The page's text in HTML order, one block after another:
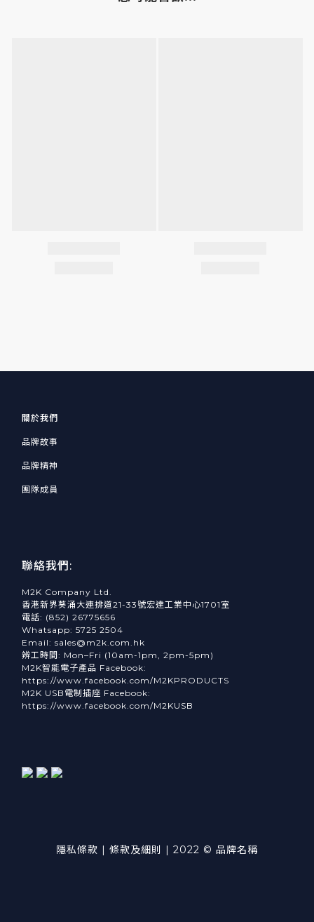
關於我們
品牌故事
品牌精神
團隊成員
聯絡我們:
M2K Company Ltd.
香港新界葵涌大連排道21-33號宏達工業中心1701室
電話: (852) 26775656
Whatsapp: 5725 2504
Email: sales@m2k.com.hk
辨工時間: Mon–Fri (10am-1pm, 2pm-5pm)
M2K智能電子產品 Facebook:
https://www.facebook.com/M2KPRODUCTS
M2K USB電制插座 Facebook:
https://www.facebook.com/M2KUSB
隱私條款 | 條款及細則 | 2022 © 品牌名稱